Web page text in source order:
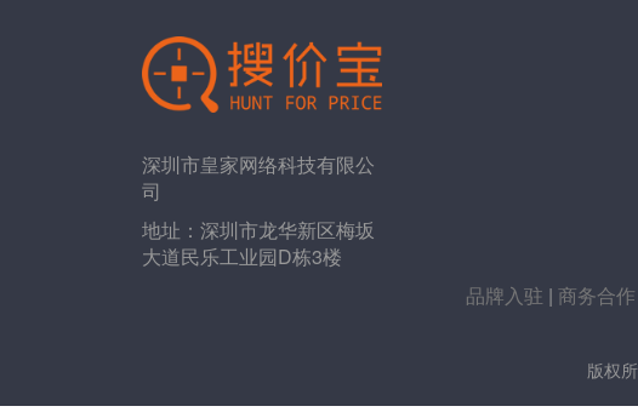
深圳市皇家网络科技有限公
司
地址：深圳市龙华新区梅坂
大道民乐工业园D栋3楼
品牌入驻 | 商务合作
版权